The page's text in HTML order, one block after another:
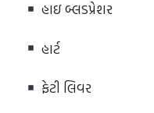
હાઇ બ્લડપ્રેશર
હાર્ટ
ફેટી લિવર